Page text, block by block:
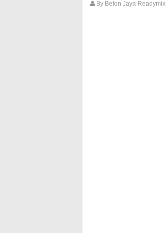
By Beton Jaya Readymix